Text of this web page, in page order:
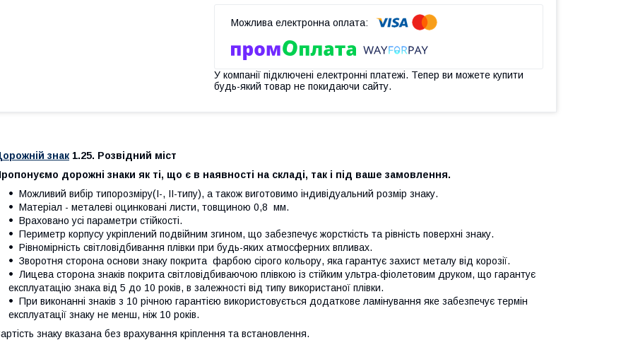
У компанії підключені електронні платежі. Тепер ви можете купити
будь-який товар не покидаючи сайту.
знак 1.25. Розвідний міст
дорожні знаки як ті, що є в наявності на складі, так і під ваше замовлення.
Можливий вибір типорозміру(І-, ІІ-типу), а також виготовимо індивідуальний розмір знаку.
Матеріал - металеві оцинковані листи, товщиною 0,8 мм.
Враховано усі параметри стійкості.
Периметр корпусу укріплений подвійним згином, що забезпечує жорсткість та рівність поверхні знаку.
Рівномірність світловідбивання плівки при будь-яких атмосферних впливах.
Зворотня сторона основи знаку покрита фарбою сірого кольору, яка гарантує захист металу від корозії.
Лицева сторона знаків покрита світловідбиваючою плівкою із стійким ультра-фіолетовим друком, що гарантує
експлуатацію знака від 5 до 10 років, в залежності від типу використаної плівки.
При виконанні знаків з 10 річною гарантією використовується додаткове ламінування яке забезпечує термін
експлуатації знаку не менш, ніж 10 років.
знаку вказана без врахування кріплення та встановлення.